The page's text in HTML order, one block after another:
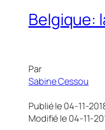
Belgique:
Par
Sabine Cessou
Publié le 04-11-
Modifié le 04-11-